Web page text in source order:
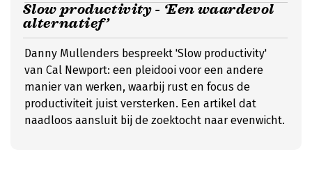
Slow productivity - ‘Een waardevol
alternatief’
Danny Mullenders bespreekt 'Slow productivity'
van Cal Newport: een pleidooi voor een andere
manier van werken, waarbij rust en focus de
productiviteit juist versterken. Een artikel dat
naadloos aansluit bij de zoektocht naar evenwicht.